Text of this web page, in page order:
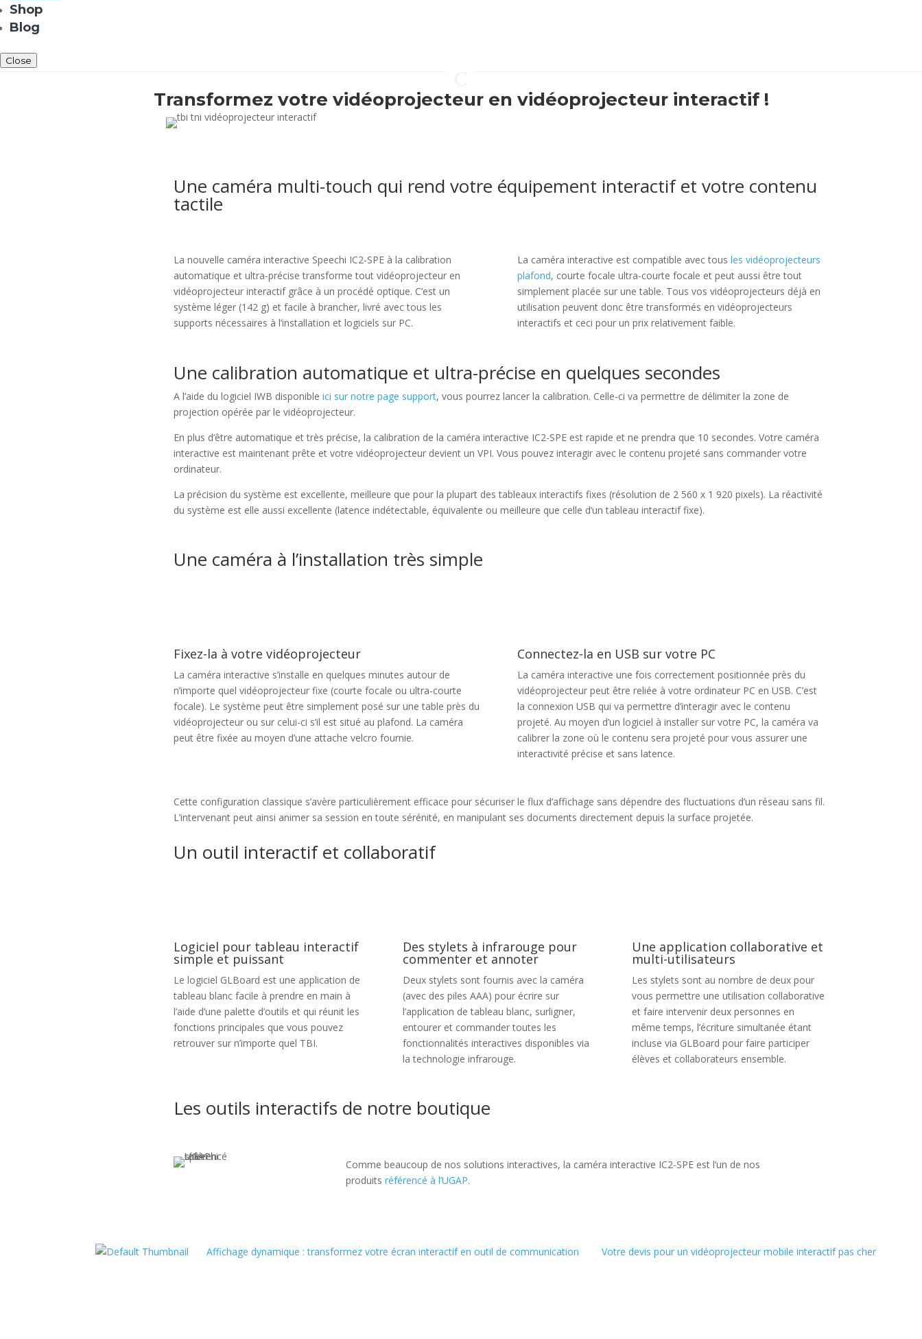
Shop
Blog
Close
Transformez votre vidéoprojecteur en vidéoprojecteur interactif !
Une caméra multi-touch qui rend votre équipement interactif et votre contenu
tactile
La nouvelle caméra interactive Speechi IC2-SPE à la calibration
automatique et ultra-précise transforme tout vidéoprojecteur en
vidéoprojecteur interactif grâce à un procédé optique. C’est un
système léger (142 g) et facile à brancher, livré avec tous les
supports nécessaires à l’installation et logiciels sur PC.
La caméra interactive est compatible avec tousles vidéoprojecteurs
plafond, courte focale ultra-courte focale et peut aussi être tout
simplement placée sur une table. Tous vos vidéoprojecteurs déjà en
utilisation peuvent donc être transformés en vidéoprojecteurs
interactifs et ceci pour un prix relativement faible.
Une calibration automatique et ultra-précise en quelques secondes
A l’aide du logiciel IWB disponible ici sur notre page support, vous pourrez lancer la calibration. Celle-ci va permettre de délimiter la zone de
projection opérée par le vidéoprojecteur.
En plus d’être automatique et très précise, la calibration de la caméra interactive IC2-SPE est rapide et ne prendra que 10 secondes. Votre caméra
interactive est maintenant prête et votre vidéoprojecteur devient un VPI. Vous pouvez interagir avec le contenu projeté sans commander votre
ordinateur.
La précision du système est excellente, meilleure que pour la plupart des tableaux interactifs fixes (résolution de 2 560 x 1 920 pixels). La réactivité
du système est elle aussi excellente (latence indétectable, équivalente ou meilleure que celle d’un tableau interactif fixe).
Une caméra à l’installation très simple
Fixez-la à votre vidéoprojecteur
La caméra interactive s’installe en quelques minutes autour de
n’importe quel vidéoprojecteur fixe (courte focale ou ultra-courte
focale). Le système peut être simplement posé sur une table près du
vidéoprojecteur ou sur celui-ci s’il est situé au plafond. La caméra
peut être fixée au moyen d’une attache velcro fournie.
Connectez-la en USB sur votre PC
La caméra interactive une fois correctement positionnée près du
vidéoprojecteur peut être reliée à votre ordinateur PC en USB. C’est
la connexion USB qui va permettre d’interagir avec le contenu
projeté. Au moyen d’un logiciel à installer sur votre PC, la caméra va
calibrer la zone où le contenu sera projeté pour vous assurer une
interactivité précise et sans latence.
Cette configuration classique s’avère particulièrement efficace pour sécuriser le flux d’affichage sans dépendre des fluctuations d’un réseau sans fil.
L’intervenant peut ainsi animer sa session en toute sérénité, en manipulant ses documents directement depuis la surface projetée.
Un outil interactif et collaboratif
Logiciel pour tableau interactif
simple et puissant
Lelogiciel GLBoard est une application de
tableau blanc facile à prendre en main à
l’aide d’une palette d’outils et qui réunit les
fonctions principales que vous pouvez
retrouver sur n’importe quel TBI.
Des stylets à infrarouge pour
commenter et annoter
Deux stylets sont fournis avec la caméra
(avec des piles AAA) pour écrire sur
l’application de tableau blanc, surligner,
entourer et commander toutes les
fonctionnalités interactives disponibles via
la technologie infrarouge.
Une application collaborative et
multi-utilisateurs
Les stylets sont au nombre de deux pour
vous permettre une utilisation collaborative
et faire intervenir deux personnes en
même temps, l’écriture simultanée étant
incluse via GLBoard pour faire participer
élèves et collaborateurs ensemble.
Les outils interactifs de notre boutique
Comme beaucoup de nos solutions interactives, la caméra interactive IC2-SPE est l’un de nos
produits référencé à l’UGAP.
Affichage dynamique : transformez votre écran interactif en outil de communication Votre devis pour un vidéoprojecteur mobile interactif pas cher